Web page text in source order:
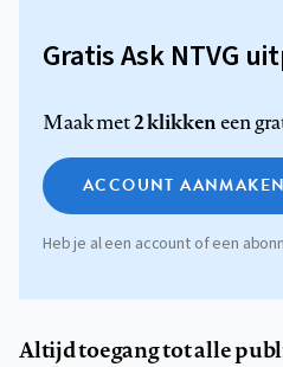
Gratis Ask NTVG
Maak met2 klikkeneen
ACCOUNT AANMAKEN
Heb je al een account of een
Altijd toegang tot alle